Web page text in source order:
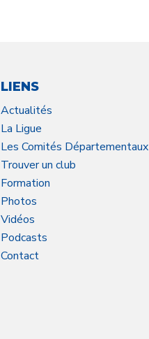
LIENS
Actualités
La Ligue
Les Comités Départementaux
Trouver un club
Formation
Photos
Vidéos
Podcasts
Contact